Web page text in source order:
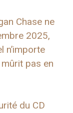
Chase ne
2025,
n’importe
pas en
du CD